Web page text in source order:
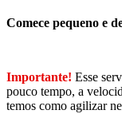
Comece pequeno e
Importante! Esse
pouco tempo, a
temos como agilizar